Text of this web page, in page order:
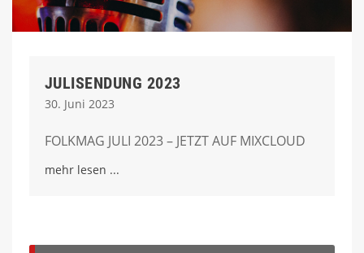
JULISENDUNG 2023
30. Juni 2023
FOLKMAG JULI 2023 – JETZT AUF MIXCLOUD
mehr lesen